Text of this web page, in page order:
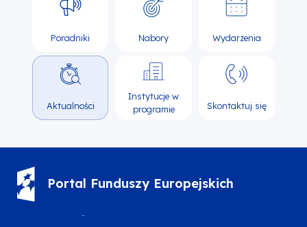
Poradniki Nabory Wydarzenia
Aktualności
Instytucje w
programie
Skontaktuj się
Portal Funduszy Europejskich